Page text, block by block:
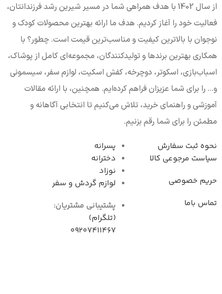
از سال 1402 با هدف همراهی شما در مسیر شیرین رشد فرزندانتان،
فعالیت خود را آغاز کردیم. هدف ما ارائه بهترین محصولات کودک و
نوجوان با بالاترین کیفیت و مناسب‌ترین قیمت است. چطور؟ با
همکاری بهترین برندها و تولیدکنندگان، مجموعه‌ای کامل از پوشاک،
اسباب‌بازی، اسکوتر، دوچرخه، کفش اسکیت، لوازم سفر، سیسمونی
و... را برای شما عزیزان فراهم کرده‌ایم. همچنین، با ارائه مقالات
آموزشی و راهنمای خرید، تلاش می‌کنیم تا انتخابی آگاهانه و
مطمئن را برای شما رقم بزنیم.
نحوه ثبت سفارش
سیاست مرجوعی کال
حریم خصوصی
تماس باما
پسرانه
دخترانه
نوزاد
لوازم گردش و سفر
پشتیبانی مشتریان:
(تلگرام)
09207411467